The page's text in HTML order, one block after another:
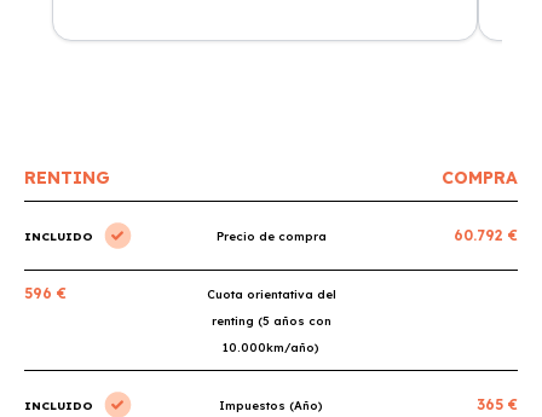
RENTING COMPRA
INCLUIDO Precio de compra 60.792 €
596 €
Cuota orientativa del
renting (5 años con
10.000km/año)
INCLUIDO Impuestos (Año) 365 €